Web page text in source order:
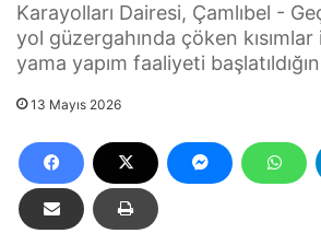
Karayolları Dairesi, Çamlıbel -
yol güzergahında çöken
yama yapım faaliyeti
13 Mayıs 2026